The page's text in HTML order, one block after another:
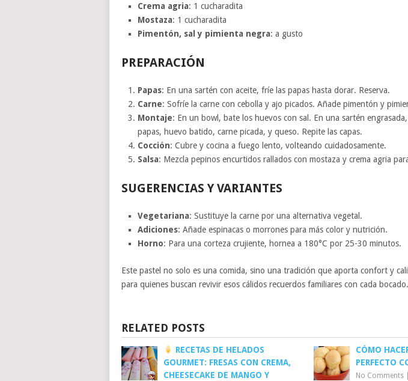
Crema agria: 1 cucharadita
Mostaza: 1 cucharadita
Pimentón, sal y pimienta negra: a gusto
PREPARACIÓN
Papas: En una sartén con aceite, fríe las papas hasta dorar. Reserva.
Carne: Sofríe la carne con cebolla y ajo picados. Añade pimentón y
Montaje: En un bowl, bate los huevos con sal. En una sartén
papas, huevo batido, carne picada, y queso. Repite las capas.
Cocción: Cubre y cocina a fuego lento, volteando cuidadosamente.
Salsa: Mezcla pepinos encurtidos rallados con mostaza y crema agria
SUGERENCIAS Y VARIANTES
Vegetariana: Sustituye la carne por una alternativa vegetal.
Adiciones: Añade espinacas o morrones para más color y nutrición.
Horno: Para una corteza crujiente, hornea a 180°C por 25-30 minutos.
Este pastel no solo es una comida, sino una tradición que aporta confort y
para quienes buscan revivir esos cálidos recuerdos familiares con cada bocado.
RELATED POSTS
RECETAS DE HELADOS
GOURMET: FRESAS CON CREMA,
CHEESECAKE DE MANGO Y
CÓMO
PERFECTO
No Comments